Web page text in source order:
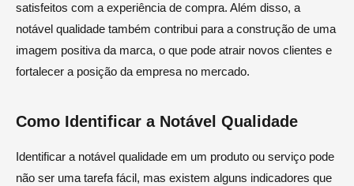
satisfeitos com a experiência de compra. Além disso, a
notável qualidade também contribui para a construção de uma
imagem positiva da marca, o que pode atrair novos clientes e
fortalecer a posição da empresa no mercado.
Como Identificar a Notável Qualidade
Identificar a notável qualidade em um produto ou serviço pode
não ser uma tarefa fácil, mas existem alguns indicadores que